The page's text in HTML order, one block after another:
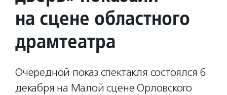
на сцене областного
драмтеатра
Очередной показ спектакля состоялся 6
декабря на Малой сцене Орловского